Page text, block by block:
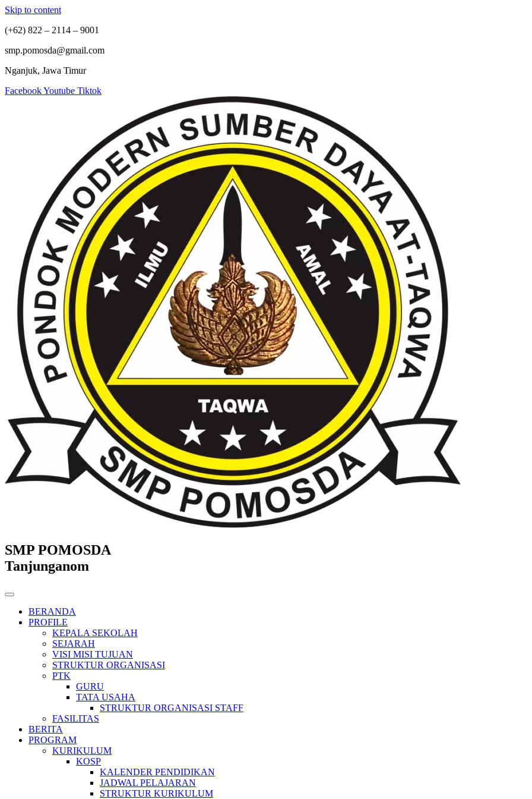
Skip to content
(+62) 822 – 2114 – 9001
smp.pomosda@gmail.com
Nganjuk, Jawa Timur
FacebookYoutube Tiktok
SMP POMOSDA
Tanjunganom
BERANDA
PROFILE
KEPALA SEKOLAH
SEJARAH
VISI MISI TUJUAN
STRUKTUR ORGANISASI
PTK
GURU
TATA USAHA
STRUKTUR ORGANISASI STAFF
FASILITAS
BERITA
PROGRAM
KURIKULUM
KOSP
KALENDER PENDIDIKAN
JADWAL PELAJARAN
STRUKTUR KURIKULUM